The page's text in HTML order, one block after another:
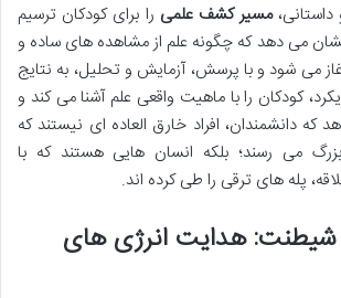
داستانی،مسیر کشف علمی را برای کودکان ترسیم
می دهد که چگونه علم از مشاهده های ساده و
می شود و با پرسش، آزمایش و تحلیل، به نتایج
کودکان را با ماهیت واقعی علم آشنا می کند و
دانشمندان، افراد خارق العاده ای نیستند که
می رسند؛ بلکه انسان هایی هستند که با
پله های ترقی را طی کرده اند.
شیطنت: هدایت انرژی های